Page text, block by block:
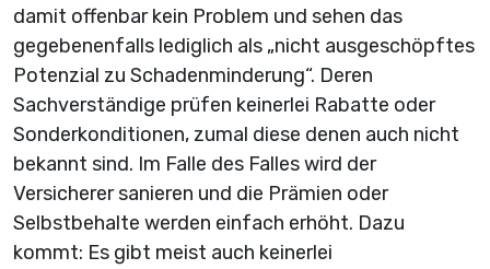
damit offenbar kein Problem und sehen das
gegebenenfalls lediglich als „nicht ausgeschöpftes
Potenzial zu Schadenminderung“. Deren
Sachverständige prüfen keinerlei Rabatte oder
Sonderkonditionen, zumal diese denen auch nicht
bekannt sind. Im Falle des Falles wird der
Versicherer sanieren und die Prämien oder
Selbstbehalte werden einfach erhöht. Dazu
kommt: Es gibt meist auch keinerlei